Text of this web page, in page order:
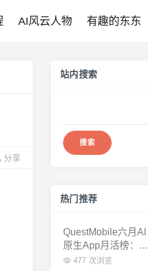
AI风云人物 有趣的东东
分享
站内搜索
热门推荐
QuestMobile六月AI
原生App月活榜：豆
包3.8亿断层第一，
477 次浏览